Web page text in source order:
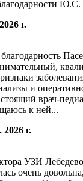
Ю.С.
г.
и
врач-
к ней...
г.
УЗИ
очень